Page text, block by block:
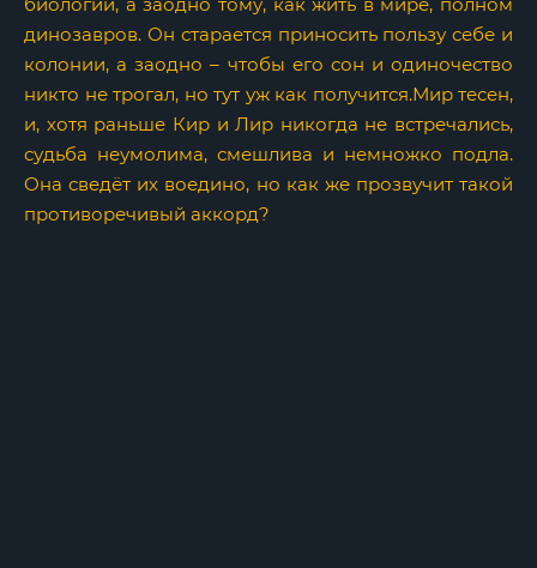
динозавров. Он старается приносить пользу себе и
колонии, а заодно – чтобы его сон и одиночество
никто не трогал, но тут уж как получится.Мир тесен,
и, хотя раньше Кир и Лир никогда не встречались,
судьба неумолима, смешлива и немножко подла.
Она сведёт их воедино, но как же прозвучит такой
противоречивый аккорд?